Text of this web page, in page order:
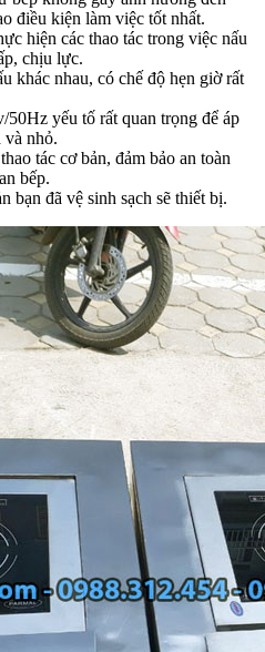
điều kiện làm việc tốt nhất.
hiện các thao tác trong việc nấu
chịu lực.
khác nhau, có chế độ hẹn giờ rất
50Hz yếu tố rất quan trọng để áp
và nhỏ.
tác cơ bản, đảm bảo an toàn
bếp.
bạn đã vệ sinh sạch sẽ thiết bị.